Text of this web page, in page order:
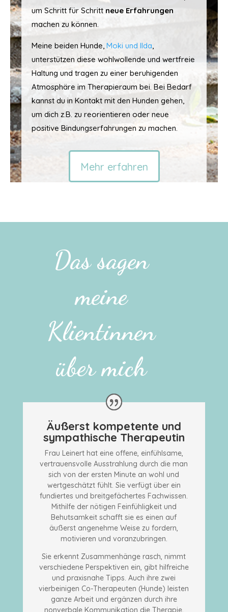
um Schritt für Schritt neue Erfahrungen
machen zu können.
Meine beiden Hunde,Moki und Ilda
unterstützen diese wohlwollende und wertfreie
Haltung und tragen zu einer beruhigenden
Atmosphäre im Therapieraum bei. Bei Bedarf
kannst du in Kontakt mit den Hunden gehen,
um dich z.B. zu reorientieren oder neue
positive Bindungserfahrungen zu machen.
Mehr erfahren
Das sagen
meine
Klientinnen
über mich
Äußerst kompetente und
sympathische Therapeutin
Frau Leinert hat eine offene, einfühlsame,
vertrauensvolle Ausstrahlung durch die man
sich von der ersten Minute an wohl und
wertgeschätzt fühlt. Sie verfügt über ein
fundiertes und breitgefächertes Fachwissen.
Mithilfe der nötigen Feinfühligkeit und
Behutsamkeit schafft sie es einen auf
äußerst angenehme Weise zu fordern,
motivieren und voranzubringen.
Sie erkennt Zusammenhänge rasch, nimmt
verschiedene Perspektiven ein, gibt hilfreiche
und praxisnahe Tipps. Auch ihre zwei
vierbeinigen Co-Therapeuten (Hunde) leisten
ganze Arbeit und ergänzen durch ihre
nonverbale Kommunikation die Therapie.